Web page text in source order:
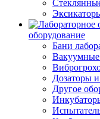
оборудование
Бани
Дозаторы
Другое